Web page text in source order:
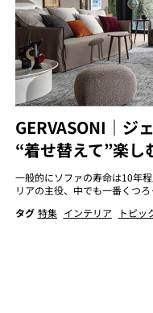
GERVASONI｜ジ
“着せ替えて”楽し
一般的にソファの寿命は10年
リアの主役、中でも一番くつ
タグ 特集 インテリア
トピッ